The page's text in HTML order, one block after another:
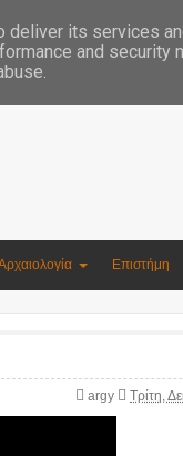
Επιστήμη
argy Τρίτη,
its services
and